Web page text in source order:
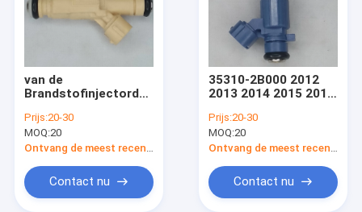
van de
Brandstofinjectordenso
2011-2013 Hyundai
Tucson van de de
Brandstofinjectordienst
Prijs:20-30
MOQ:20
Ontvang de meest recente Prijs
Contact nu
35310-2B000 2012
2013 2014 2015 2019
Replacement
Hyundai I20 I30 1.6L
Prijs:20-30
MOQ:20
Ontvang de meest recente Prijs
Contact nu